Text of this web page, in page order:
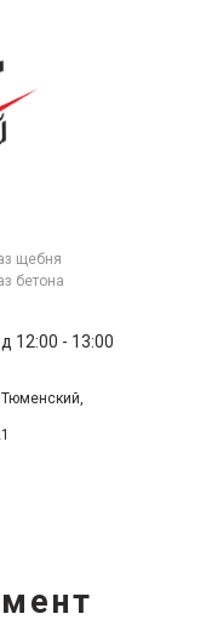
12:00 - 13:00
бетона
щебня